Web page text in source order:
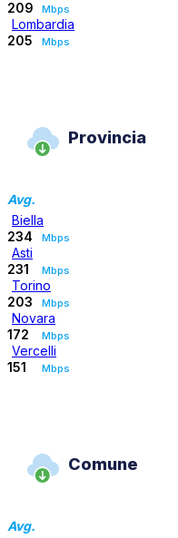
209
Mbps
Lombardia
205
Mbps
Provincia
Avg.
Biella
234
Mbps
Asti
231
Mbps
Torino
203
Mbps
Novara
172
Mbps
Vercelli
151
Mbps
Comune
Avg.